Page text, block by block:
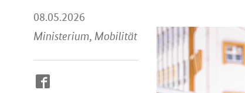
08.05.2026
Ministerium, Mobilität
So